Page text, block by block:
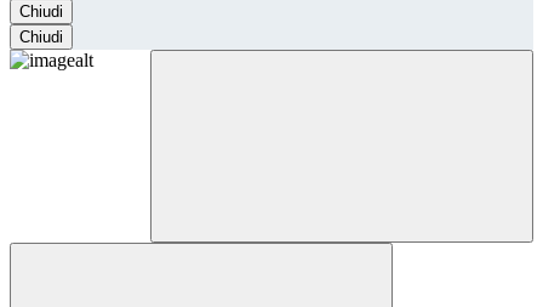
Chiudi
Chiudi